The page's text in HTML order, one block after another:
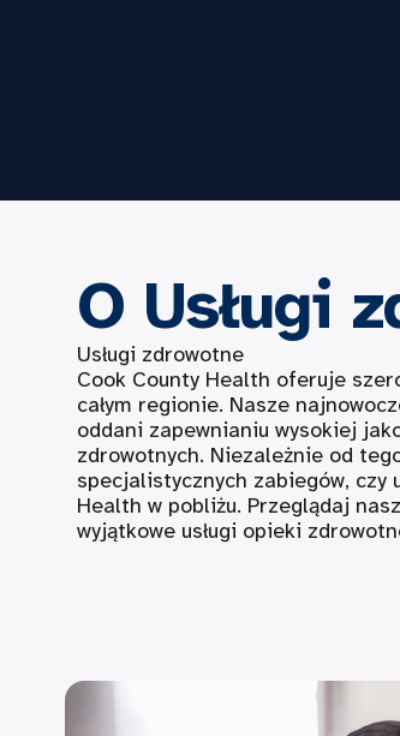
O Usługi
Usługi zdrowotne
Cook County Health oferuje
całym regionie. Nasze
oddani zapewnianiu wysokiej
zdrowotnych. Niezależnie od
specjalistycznych zabiegów, czy
Health w pobliżu. Przeglądaj
wyjątkowe usługi opieki